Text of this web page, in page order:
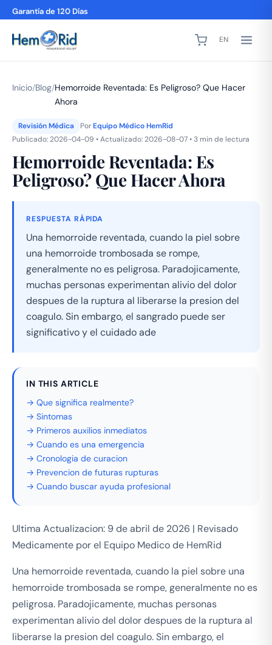
Garantía de 120 Días
EN
Inicio/Blog/Hemorroide Reventada: Es Peligroso? Que Hacer
Ahora
Revisión Médica PorEquipo Médico HemRid
Publicado: 2026-04-09 • Actualizado: 2026-08-07 • 3 min de lectura
Hemorroide Reventada: Es
Peligroso? Que Hacer Ahora
RESPUESTA RÁPIDA
Una hemorroide reventada, cuando la piel sobre
una hemorroide trombosada se rompe,
generalmente no es peligrosa. Paradojicamente,
muchas personas experimentan alivio del dolor
despues de la ruptura al liberarse la presion del
coagulo. Sin embargo, el sangrado puede ser
significativo y el cuidado ade
IN THIS ARTICLE
→ Que significa realmente?
→ Sintomas
→ Primeros auxilios inmediatos
→ Cuando es una emergencia
→ Cronologia de curacion
→ Prevencion de futuras rupturas
→ Cuando buscar ayuda profesional
Ultima Actualizacion: 9 de abril de 2026 | Revisado
Medicamente por el Equipo Medico de HemRid
Una hemorroide reventada, cuando la piel sobre una
hemorroide trombosada se rompe, generalmente no es
peligrosa. Paradojicamente, muchas personas
experimentan alivio del dolor despues de la ruptura al
liberarse la presion del coagulo. Sin embargo, el